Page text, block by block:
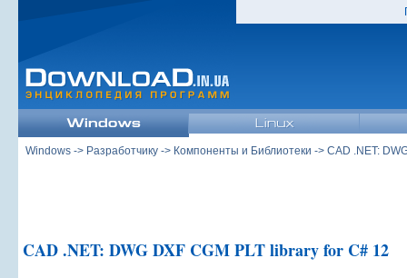
Windows -> Разработчику -> Компоненты и Библиотеки -> CAD .NET:
CAD .NET: DWG DXF CGM PLT library for C# 12